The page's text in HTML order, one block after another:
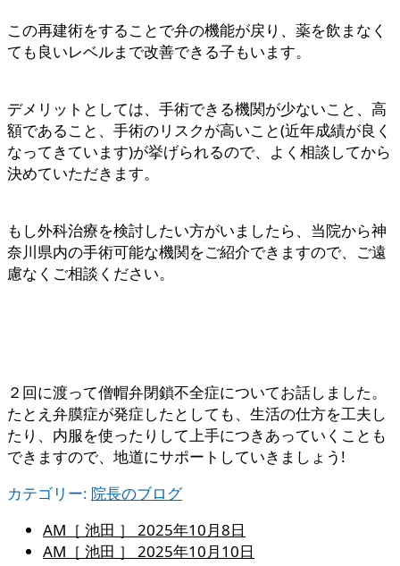
この再建術をすることで弁の機能が戻り、薬を飲まなく
ても良いレベルまで改善できる子もいます。
デメリットとしては、手術できる機関が少ないこと、高
額であること、手術のリスクが高いこと(近年成績が良く
なってきています)が挙げられるので、よく相談してから
決めていただきます。
もし外科治療を検討したい方がいましたら、当院から神
奈川県内の手術可能な機関をご紹介できますので、ご遠
慮なくご相談ください。
２回に渡って僧帽弁閉鎖不全症についてお話しました。
たとえ弁膜症が発症したとしても、生活の仕方を工夫し
たり、内服を使ったりして上手につきあっていくことも
できますので、地道にサポートしていきましょう!
カテゴリー: 院長のブログ
AM［ 池田 ］ 2025年10月8日
AM［ 池田 ］ 2025年10月10日